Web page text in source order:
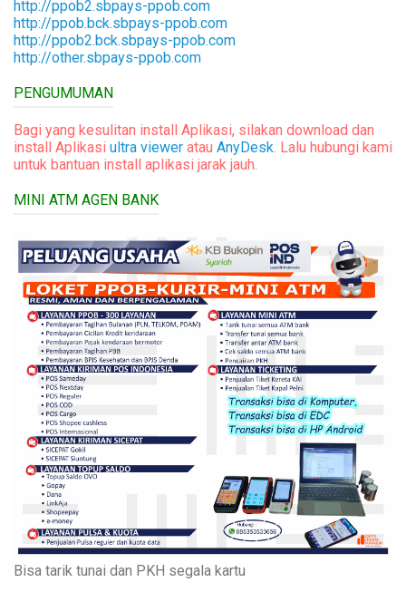
http://ppob2.sbpays-ppob.com
http://ppob.bck.sbpays-ppob.com
http://ppob2.bck.sbpays-ppob.com
http://other.sbpays-ppob.com
PENGUMUMAN
Bagi yang kesulitan install Aplikasi, silakan download dan
install Aplikasi ultra viewer atau AnyDesk . Lalu hubungi kami
untuk bantuan install aplikasi jarak jauh.
MINI ATM AGEN BANK
Bisa tarik tunai dan PKH segala kartu